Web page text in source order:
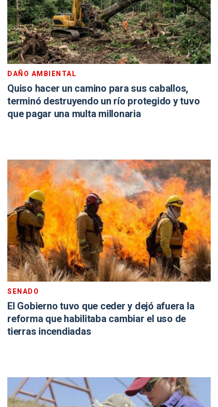
DAÑO AMBIENTAL
Quiso hacer un camino para sus caballos,
terminó destruyendo un río protegido y tuvo
que pagar una multa millonaria
SENADO
El Gobierno tuvo que ceder y dejó afuera la
reforma que habilitaba cambiar el uso de
tierras incendiadas